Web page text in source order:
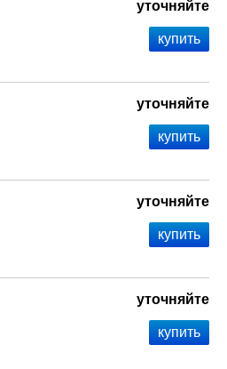
уточняйте
уточняйте
уточняйте
уточняйте